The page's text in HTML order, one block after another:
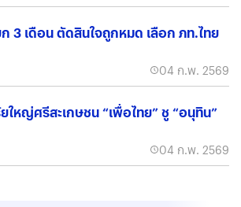
ก 3 เดือน ตัดสินใจถูกหมด เลือก ภท.ไทย
04 ก.พ. 2569
ใหญ่ศรีสะเกษชน “เพื่อไทย” ชู “อนุทิน”
04 ก.พ. 2569